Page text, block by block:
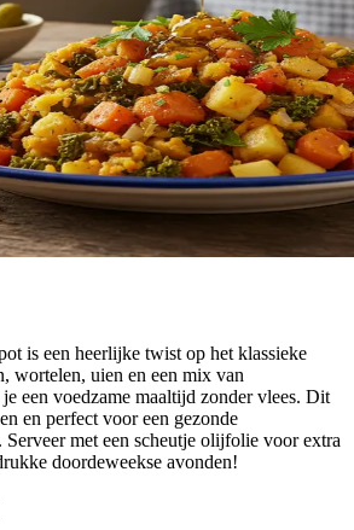
is een heerlijke twist op het klassieke
wortelen, uien en een mix van
een voedzame maaltijd zonder vlees. Dit
en perfect voor een gezonde
met een scheutje olijfolie voor extra
doordeweekse avonden!